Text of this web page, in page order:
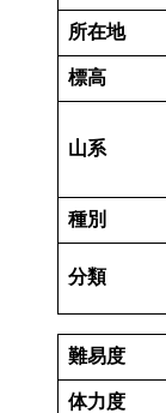
所在地
標高
山系
種別
分類
難易度
体力度